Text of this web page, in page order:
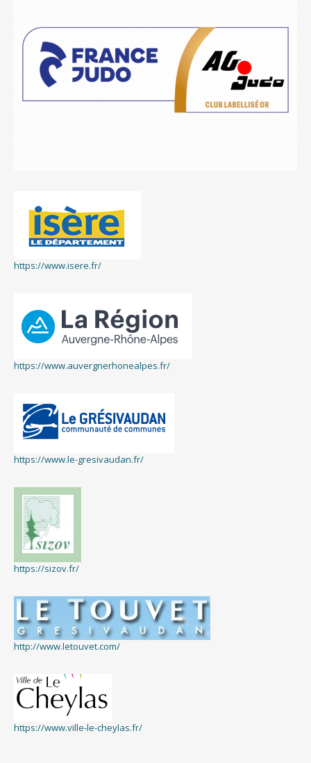
https://www.isere.fr/
https://www.auvergnerhonealpes.fr/
https://www.le-gresivaudan.fr/
https://sizov.fr/
http://www.letouvet.com/
https://www.ville-le-cheylas.fr/